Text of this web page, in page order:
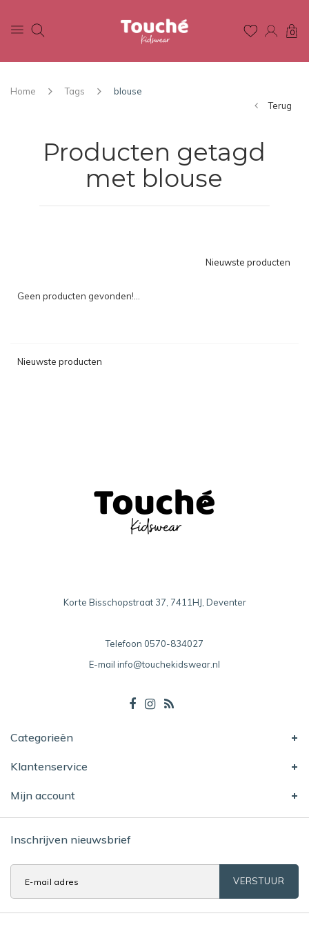
0
Home Tags
blouse
Terug
Producten getagd
met blouse
Nieuwste producten
Geen producten gevonden!...
Nieuwste producten
Korte Bisschopstraat 37, 7411HJ, Deventer
Telefoon 0570-834027
E-mail info@touchekidswear.nl
Categorieën
Klantenservice
Mijn account
Inschrijven nieuwsbrief
VERSTUUR